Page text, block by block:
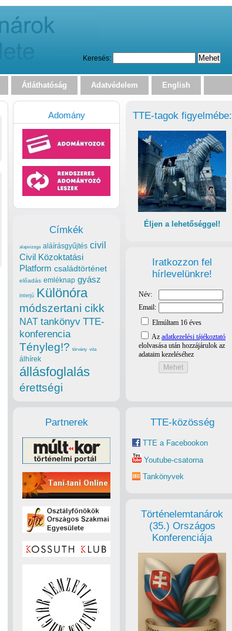
Keresés:
Átláthatóság Adatvédelem English
TTE-tagok figyelmébe:
Éljen a lehetőséggel!
Iratkozzon fel
hírlevelünkre!
TTE-közösség
TTE a Facebookon
Youtube-csatorna
Tankönyvek
Történelemtanárok
(35.) Országos
Konferenciája
Adomány
Címkék
alapvizsga aláírásgyűjtés civil
Civil Közoktatási
Platform családtörténet
előadás emléknap gyász
interjú Különóra
módszertani cikk
NAT tankönyv TTE-
konferencia
Tényleg!? törvény vita
álhírek
állásfoglalás
érettségi
Partnerek